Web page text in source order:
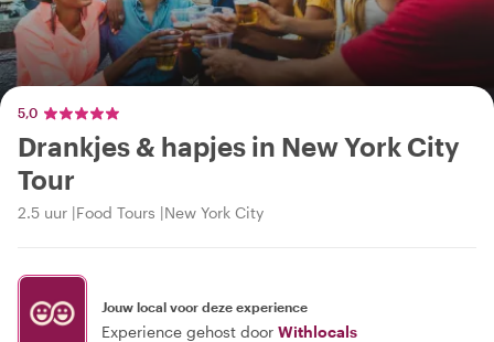
5,0
Drankjes & hapjes in New York City
Tour
2.5 uur Food Tours New York City
Jouw local voor deze experience
Experience gehost door Withlocals